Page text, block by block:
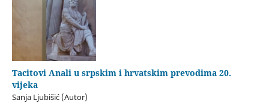
Tacitovi Anali u srpskim i hrvatskim prevodima 20.
vijeka
Sanja Ljubišić (Autor)